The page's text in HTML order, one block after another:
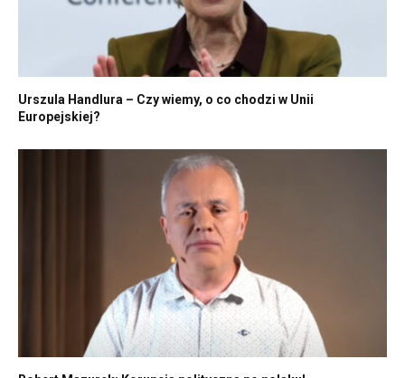
Urszula Handlura – Czy wiemy, o co chodzi w Unii
Europejskiej?